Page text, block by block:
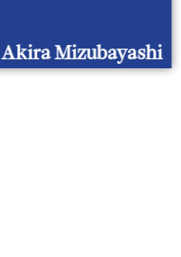
Akira Mizubayashi